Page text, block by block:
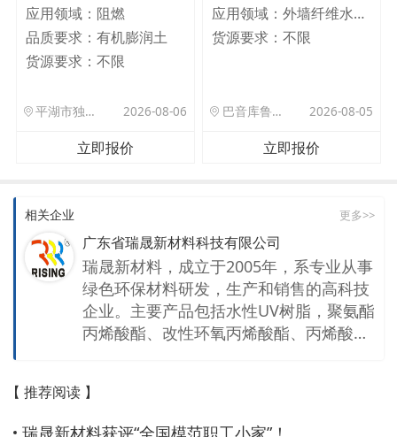
应用领域： 阻燃
品质要求： 有机膨润土
货源要求： 不限
平湖市独山港镇集港路 589 号 2026-08-06
立即报价
应用领域：
外墙纤维水泥板
货源要求：不限
巴音库鲁提镇,托帕口岸六号库房 2026-08-05
立即报价
相关企业 更多>>
广东省瑞晟新材料科技有限公司
瑞晟新材料，成立于2005年，系专业从事
绿色环保材料研发，生产和销售的高科技
企业。主要产品包括水性UV树脂，聚氨酯
丙烯酸酯、改性环氧丙烯酸酯、丙烯酸树
泛，涉猎众多，主要应用于智能穿戴、智
能家居，汽车内外饰，工程机械等。占地
【 推荐阅读 】
瑞晟新材料获评“全国模范职工小家”！